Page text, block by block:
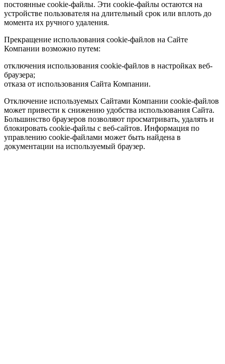
постоянные cookie-файлы. Эти cookie-файлы остаются на
устройстве пользователя на длительный срок или вплоть до
момента их ручного удаления.
Прекращение использования cookie-файлов на Сайте
Компании возможно путем:
отключения использования cookie-файлов в настройках веб-
браузера;
отказа от использования Сайта Компании.
Отключение используемых Сайтами Компании cookie-файлов
может привести к снижению удобства использования Сайта.
Большинство браузеров позволяют просматривать, удалять и
блокировать cookie-файлы c веб-сайтов. Информация по
управлению cookie-файлами может быть найдена в
документации на используемый браузер.